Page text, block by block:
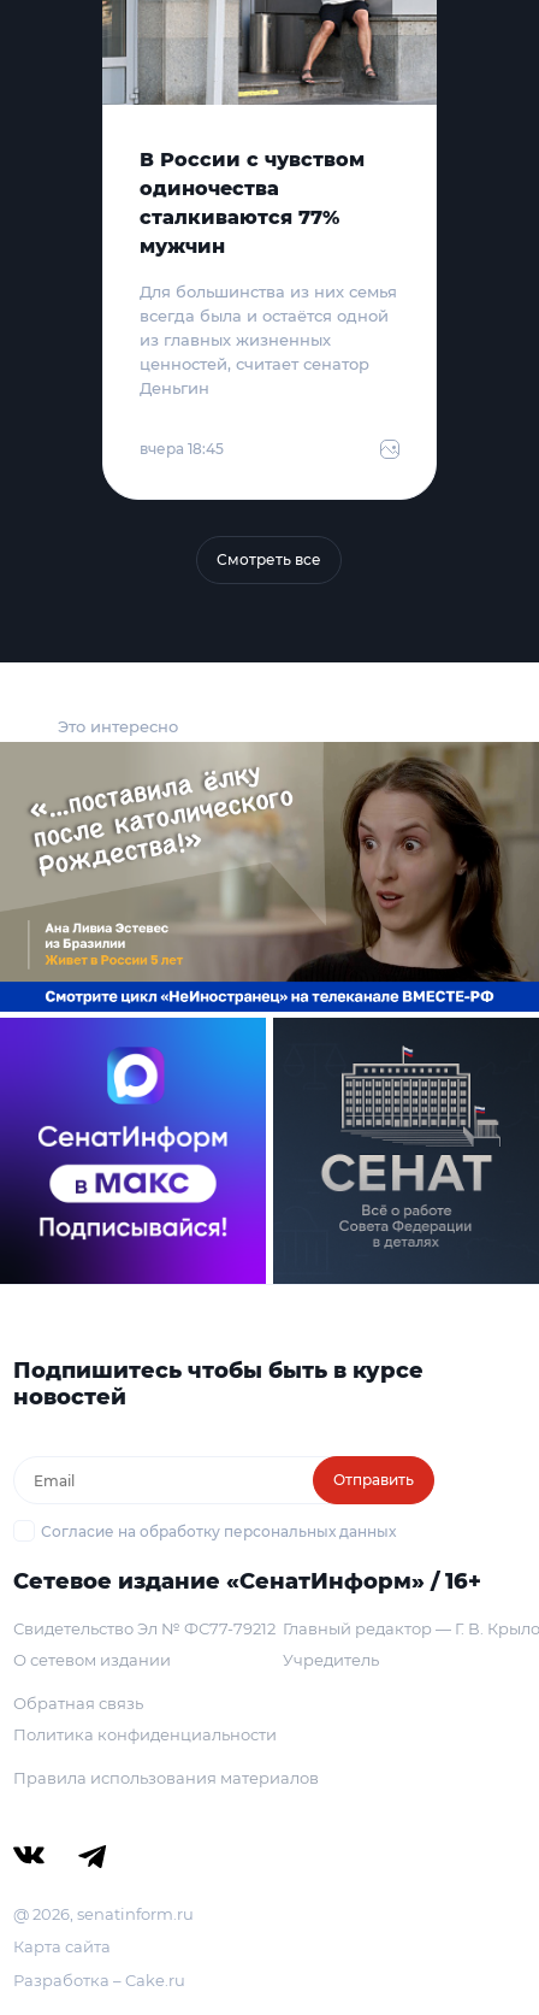
Это интересно
В России с чувством
одиночества
сталкиваются 77%
мужчин
Для большинства из них семья
всегда была и остаётся одной
из главных жизненных
ценностей, считает сенатор
Деньгин
вчера 18:45
Смотреть все
Подпишитесь чтобы быть в курсе
новостей
Отправить
Согласие на обработку персональных данных
Сетевое издание «СенатИнформ» / 16+
Свидетельство Эл № ФС77-79212
О сетевом издании
Главный редактор — Г. В.
Учредитель
Обратная связь
Политика конфиденциальности
Правила использования материалов
@ 2026, senatinform.ru
Карта сайта
Разработка – Cake.ru